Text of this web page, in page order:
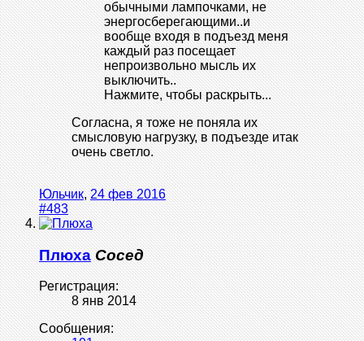
обычными лампочками, не
энергосберегающими..и
вообще входя в подъезд меня
каждый раз посещает
непроизвольно мысль их
выключить..
Нажмите, чтобы раскрыть...
Согласна, я тоже не поняла их
смысловую нагрузку, в подъезде итак
очень светло.
Юльчик, 24 фев 2016
#483
Плюха Сосед
Регистрация:
8 янв 2014
Сообщения: